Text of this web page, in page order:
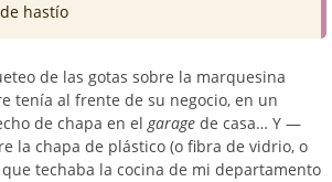
hastío
de las gotas sobre la marquesina
tenía al frente de su negocio, en un
de chapa en elgarage de casa… Y —
la chapa de plástico (o fibra de vidrio, o
techaba la cocina de mi departamento